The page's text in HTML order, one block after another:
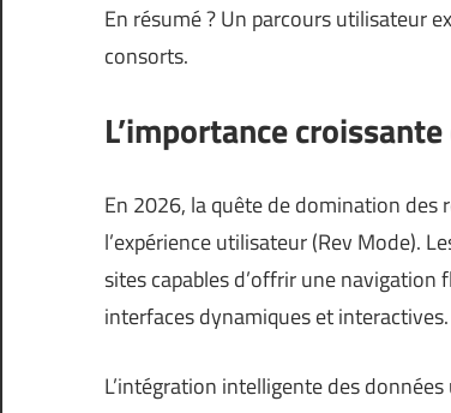
En résumé ? Un parcours utilisateur
consorts.
L’importance
En 2026, la quête de domination des
l’expérience utilisateur (Rev Mode).
sites capables d’offrir une navigation
interfaces dynamiques et interactives.
L’intégration intelligente des